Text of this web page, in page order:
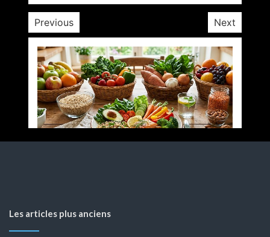
Previous Next
Les articles plus anciens